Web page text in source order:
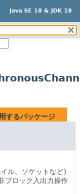
Java SE 18 & JDK 18
するパッケージ
ル、ソケットなど)
ブロック入出力操作